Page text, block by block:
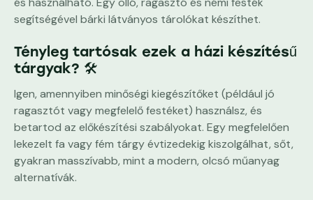
segítségével bárki látványos tárolókat készíthet.
Tényleg tartósak ezek a házi készítésű
tárgyak? 🛠️
Igen, amennyiben minőségi kiegészítőket (például jó
ragasztót vagy megfelelő festéket) használsz, és
betartod az előkészítési szabályokat. Egy megfelelően
lekezelt fa vagy fém tárgy évtizedekig kiszolgálhat, sőt,
gyakran masszívabb, mint a modern, olcsó műanyag
alternatívák.